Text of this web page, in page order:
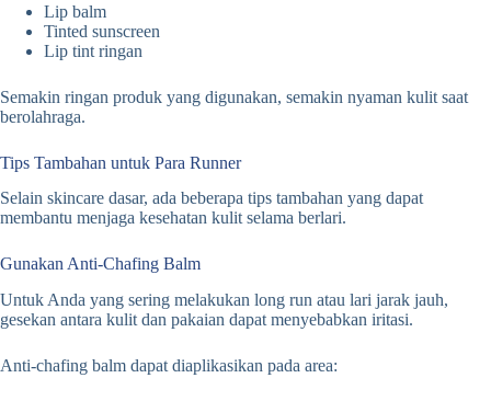
Lip balm
Tinted sunscreen
Lip tint ringan
Semakin ringan produk yang digunakan, semakin nyaman kulit saat
berolahraga.
Tips Tambahan untuk Para Runner
Selain skincare dasar, ada beberapa tips tambahan yang dapat
membantu menjaga kesehatan kulit selama berlari.
Gunakan Anti-Chafing Balm
Untuk Anda yang sering melakukan long run atau lari jarak jauh,
gesekan antara kulit dan pakaian dapat menyebabkan iritasi.
Anti-chafing balm dapat diaplikasikan pada area: